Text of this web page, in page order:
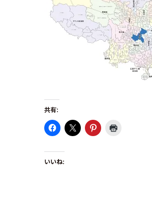
共有:
いいね: